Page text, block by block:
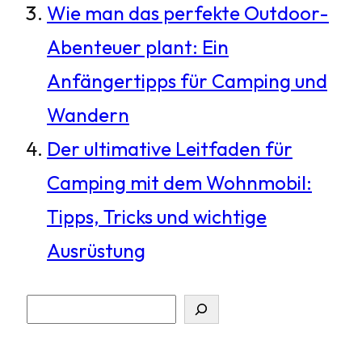
Wie man das perfekte Outdoor-
Abenteuer plant: Ein
Anfängertipps für Camping und
Wandern
Der ultimative Leitfaden für
Camping mit dem Wohnmobil:
Tipps, Tricks und wichtige
Ausrüstung